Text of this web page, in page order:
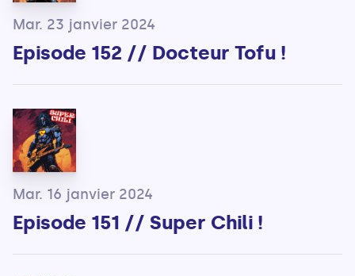
Mar. 23 janvier 2024
Episode 152 // Docteur Tofu !
Mar. 16 janvier 2024
Episode 151 // Super Chili !